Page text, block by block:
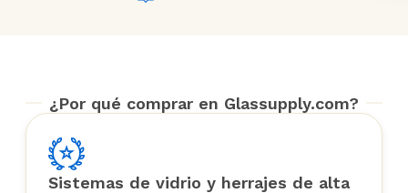
¿Por qué comprar en Glassupply.com?
Sistemas de vidrio y herrajes de alta